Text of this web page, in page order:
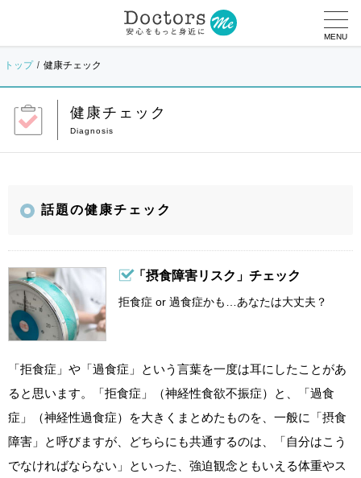
MENU
トップ 健康チェック
健康チェック
話題の健康チェック
「摂食障害リスク」チェック
拒食症 or 過食症かも…あなたは大丈夫？
「拒食症」や「過食症」という言葉を一度は耳にしたことがあ
ると思います。「拒食症」（神経性食欲不振症）と、「過食
症」（神経性過食症）を大きくまとめたものを、一般に「摂食
障害」と呼びますが、どちらにも共通するのは、「自分はこう
でなければならない」といった、強迫観念ともいえる体重やス